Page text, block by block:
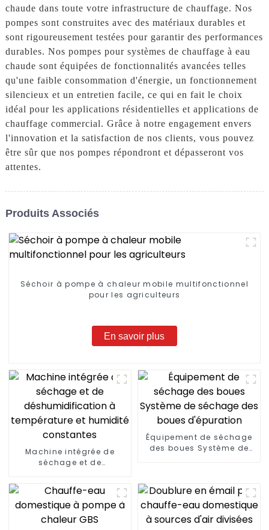
chaude dans toute votre infrastructure de chauffage. Nos
pompes sont construites avec des matériaux durables et
sont rigoureusement testées pour garantir des performances
durables. Nos pompes pour systèmes de chauffage à eau
chaude sont équipées de fonctionnalités avancées telles
qu'une faible consommation d'énergie, un fonctionnement
silencieux et un entretien facile, ce qui en fait le choix
idéal pour les applications résidentielles et applications de
chauffage commercial. Grâce à notre engagement envers
l'innovation et la satisfaction de nos clients, vous pouvez
être sûr que nos pompes répondront et dépasseront vos
attentes.
Produits Associés
Séchoir à pompe à chaleur mobile multifonctionnel
pour les agriculteurs
En savoir plus
Machine intégrée de
séchage et de
température et humidité
constantes
Équipement de séchage
des boues Système de